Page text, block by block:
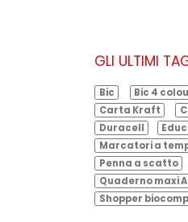
GLI ULTIMI
Bic Bic 4
Carta Kraft
Duracell
Marcatori a
Penna a scatto
Quaderno maxi
Shopper